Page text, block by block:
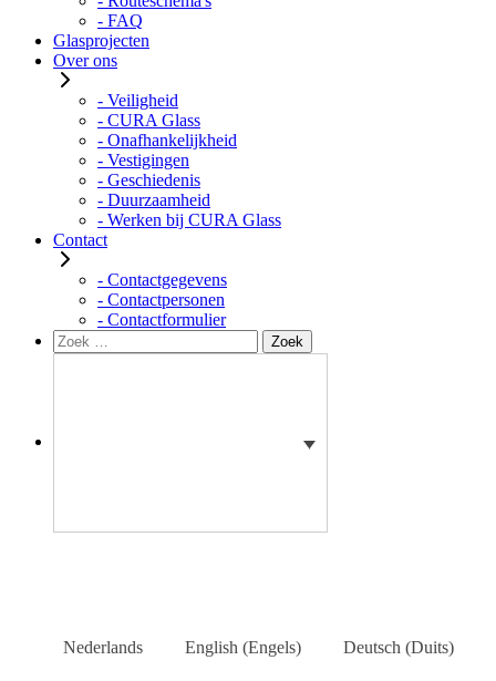
- FAQ
Glasprojecten
Over ons
- Veiligheid
- CURA Glass
- Onafhankelijkheid
- Vestigingen
- Geschiedenis
- Duurzaamheid
- Werken bij CURA Glass
Contact
- Contactgegevens
- Contactpersonen
- Contactformulier
Zoeken
naar:
Zoek
Nederlands English (Engels) Deutsch (Duits)